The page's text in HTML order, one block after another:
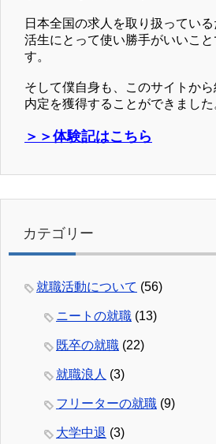
日本全国の求人を取り扱ってい
活生にとって使い勝手がいいこと
す。
そして僕自身も、このサイトか
内定を獲得することができました
＞＞体験記はこちら
カテゴリー
就職活動について (56)
ニートの就職 (13)
既卒の就職 (22)
就職浪人 (3)
フリーターの就職 (9)
大学中退 (3)